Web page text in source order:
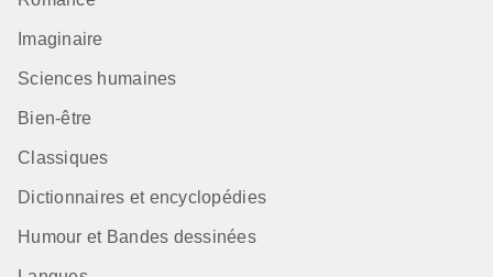
Imaginaire
Sciences humaines
Bien-être
Classiques
Dictionnaires et encyclopédies
Humour et Bandes dessinées